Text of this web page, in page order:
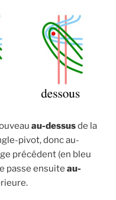
au-dessusde la
pivot, donc au-
précédent (en bleu
passe ensuite au-